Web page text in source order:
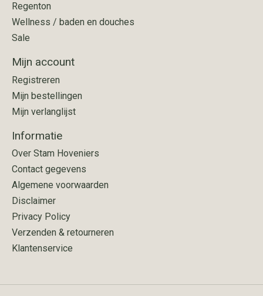
Regenton
Wellness / baden en douches
Sale
Mijn account
Registreren
Mijn bestellingen
Mijn verlanglijst
Informatie
Over Stam Hoveniers
Contact gegevens
Algemene voorwaarden
Disclaimer
Privacy Policy
Verzenden & retourneren
Klantenservice